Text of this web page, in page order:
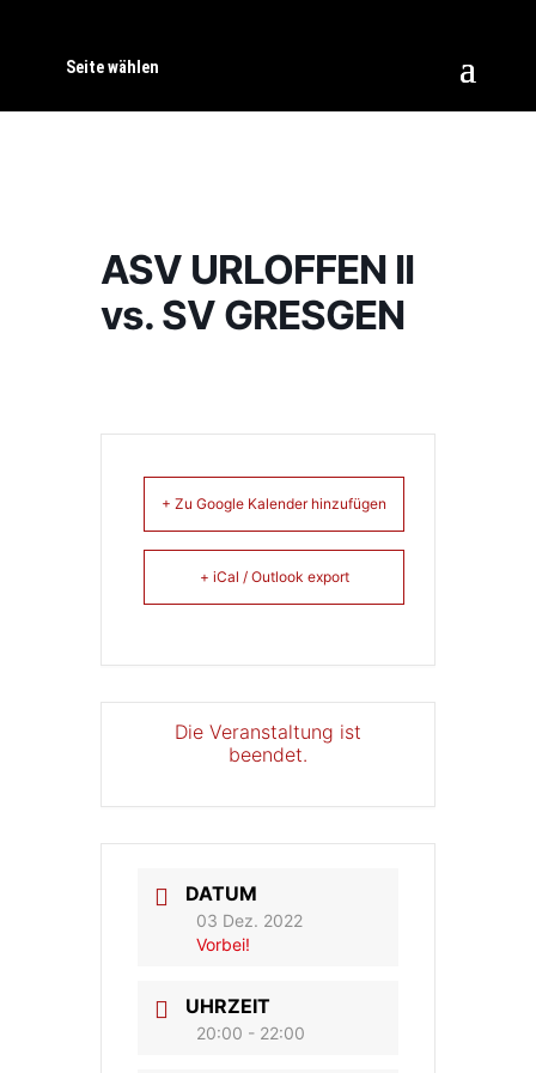
Seite wählen
ASV URLOFFEN II
vs. SV GRESGEN
+ Zu Google Kalender hinzufügen
+ iCal / Outlook export
Die Veranstaltung ist
beendet.
DATUM
03 Dez. 2022
Vorbei!
UHRZEIT
20:00 - 22:00